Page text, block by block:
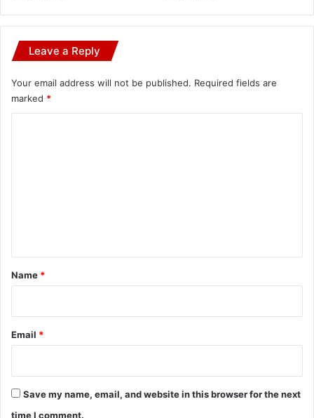
Leave a Reply
Your email address will not be published. Required fields are
marked *
*
Name *
Email *
Save my name, email, and website in this browser for the next
time I comment.